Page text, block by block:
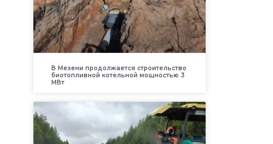
В Мезени продолжается строительство
биотопливной котельной мощностью 3
МВт